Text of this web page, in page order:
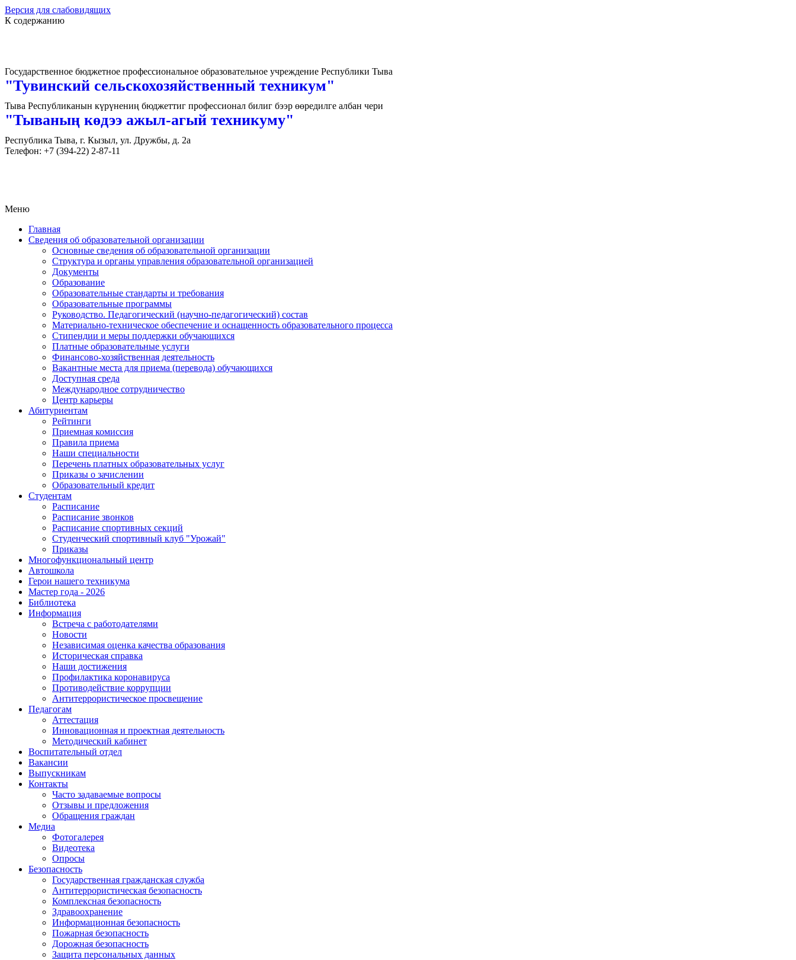
Версия для слабовидящих
К содержанию
Государственное бюджетное профессиональное образовательное учреждение Республики Тыва
"Тувинский сельскохозяйственный техникум"
Тыва Республиканын күрүнениң бюджеттиг профессионал билиг бээр өөредилге албан чери
"Тываның көдээ ажыл-агый техникуму"
Республика Тыва, г. Кызыл, ул. Дружбы, д. 2а
Телефон: +7 (394-22) 2-87-11
Меню
Главная
Сведения об образовательной организации
Основные сведения об образовательной организации
Структура и органы управления образовательной организацией
Документы
Образование
Образовательные стандарты и требования
Образовательные программы
Руководство. Педагогический (научно-педагогический) состав
Материально-техническое обеспечение и оснащенность образовательного процесса
Стипендии и меры поддержки обучающихся
Платные образовательные услуги
Финансово-хозяйственная деятельность
Вакантные места для приема (перевода) обучающихся
Доступная среда
Международное сотрудничество
Центр карьеры
Абитуриентам
Рейтинги
Приемная комиссия
Правила приема
Наши специальности
Перечень платных образовательных услуг
Приказы о зачислении
Образовательный кредит
Студентам
Расписание
Расписание звонков
Расписание спортивных секций
Студенческий спортивный клуб "Урожай"
Приказы
Многофункциональный центр
Автошкола
Герои нашего техникума
Мастер года - 2026
Библиотека
Информация
Встреча с работодателями
Новости
Независимая оценка качества образования
Историческая справка
Наши достижения
Профилактика коронавируса
Противодействие коррупции
Антитеррористическое просвещение
Педагогам
Аттестация
Инновационная и проектная деятельность
Методический кабинет
Воспитательный отдел
Вакансии
Выпускникам
Контакты
Часто задаваемые вопросы
Отзывы и предложения
Обращения граждан
Медиа
Фотогалерея
Видеотека
Опросы
Безопасность
Государственная гражданская служба
Антитеррористическая безопасность
Комплексная безопасность
Здравоохранение
Информационная безопасность
Пожарная безопасность
Дорожная безопасность
Защита персональных данных